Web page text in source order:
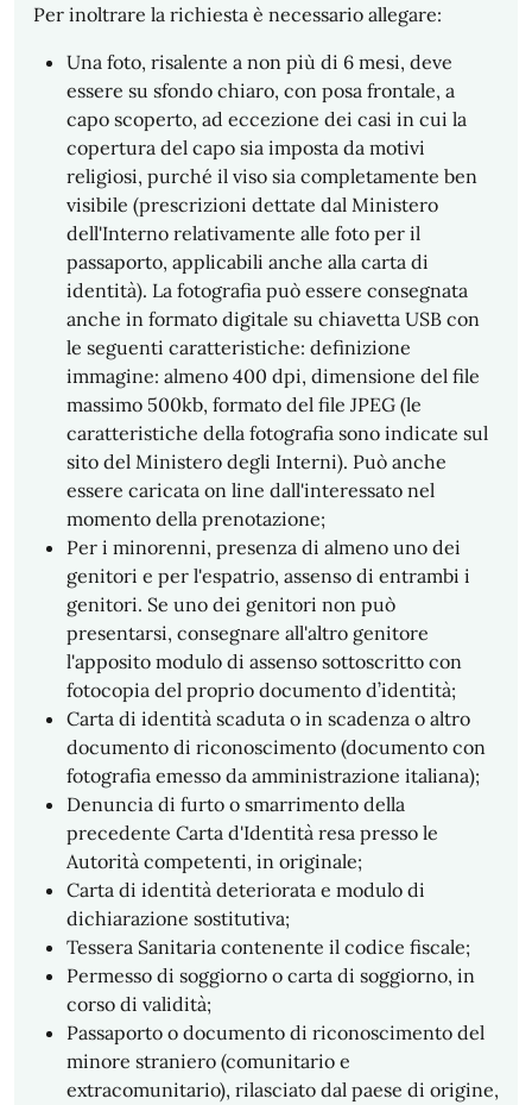
Per inoltrare la richiesta è necessario allegare:
Una foto, risalente a non più di 6 mesi, deve
essere su sfondo chiaro, con posa frontale, a
capo scoperto, ad eccezione dei casi in cui la
copertura del capo sia imposta da motivi
religiosi, purché il viso sia completamente ben
visibile (prescrizioni dettate dal Ministero
dell'Interno relativamente alle foto per il
passaporto, applicabili anche alla carta di
identità). La fotografia può essere consegnata
anche in formato digitale su chiavetta USB con
le seguenti caratteristiche: definizione
immagine: almeno 400 dpi, dimensione del file
massimo 500kb, formato del file JPEG (le
caratteristiche della fotografia sono indicate sul
sito del Ministero degli Interni). Può anche
essere caricata on line dall'interessato nel
momento della prenotazione;
Per i minorenni, presenza di almeno uno dei
genitori e per l'espatrio, assenso di entrambi i
genitori. Se uno dei genitori non può
presentarsi, consegnare all'altro genitore
l'apposito modulo di assenso sottoscritto con
fotocopia del proprio documento d’identità;
Carta di identità scaduta o in scadenza o altro
documento di riconoscimento (documento con
fotografia emesso da amministrazione italiana);
Denuncia di furto o smarrimento della
precedente Carta d'Identità resa presso le
Autorità competenti, in originale;
Carta di identità deteriorata e modulo di
dichiarazione sostitutiva;
Tessera Sanitaria contenente il codice fiscale;
Permesso di soggiorno o carta di soggiorno, in
corso di validità;
Passaporto o documento di riconoscimento del
minore straniero (comunitario e
extracomunitario), rilasciato dal paese di origine,